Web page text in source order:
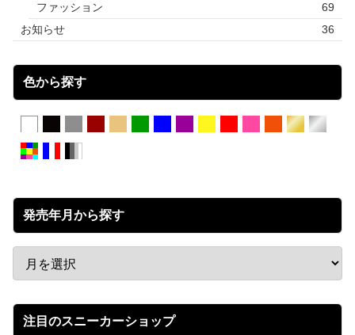
ファッション
69
お知らせ
36
色から探す
発売年月から探す
注目のスニーカーショップ